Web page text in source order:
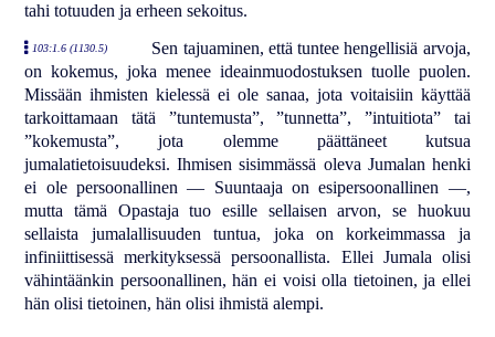
tahi totuuden ja erheen sekoitus.
103:1.6 (1130.5)
Sen tajuaminen, että tuntee hengellisiä arvoja,
on kokemus, joka menee ideainmuodostuksen tuolle puolen.
Missään ihmisten kielessä ei ole sanaa, jota voitaisiin käyttää
tarkoittamaan tätä ”tuntemusta”, ”tunnetta”, ”intuitiota” tai
”kokemusta”, jota olemme päättäneet kutsua
jumalatietoisuudeksi. Ihmisen sisimmässä oleva Jumalan henki
ei ole persoonallinen — Suuntaaja on esipersoonallinen —,
mutta tämä Opastaja tuo esille sellaisen arvon, se huokuu
sellaista jumalallisuuden tuntua, joka on korkeimmassa ja
infiniittisessä merkityksessä persoonallista. Ellei Jumala olisi
vähintäänkin persoonallinen, hän ei voisi olla tietoinen, ja ellei
hän olisi tietoinen, hän olisi ihmistä alempi.